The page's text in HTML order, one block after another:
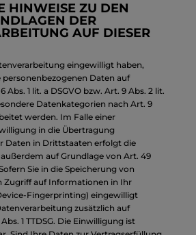
HINWEISE ZU DEN
DER
AUF DIESER
eingewilligt haben,
Daten auf
Abs. 1 lit. a DSGVO bzw. Art. 9 Abs. 2 lit.
Datenkategorien nach Art. 9
werden. Im Falle einer
in die Übertragung
Daten in Drittstaaten erfolgt die
auf Grundlage von Art. 49
Sie in die Speicherung von
Zugriff auf Informationen in Ihr
Fingerprinting) eingewilligt
zusätzlich auf
1 TTDSG. Die Einwilligung ist